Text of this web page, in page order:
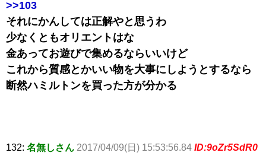
>>103
それにかんしては正解やと思うわ
少なくともオリエントはな
金あってお遊びで集めるならいいけど
これから質感とかいい物を大事にしようとするなら
断然ハミルトンを買った方が分かる
132: 名無しさん 2017/04/09(日) 15:53:56.84 ID:9oZr5SdR0